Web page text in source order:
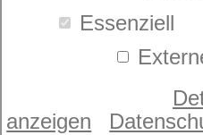
Essenziell
anzeigen